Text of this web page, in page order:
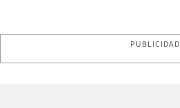
PUBLICIDAD